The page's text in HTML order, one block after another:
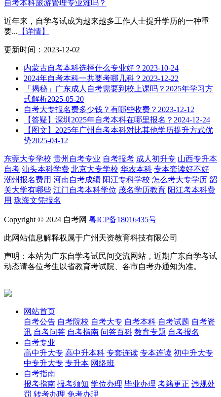
自考本科旅游管理专业难吗？
近年来，自学考试成为越来越多工作人士提升学历的一种重
要... 【详情】
更新时间：2023-12-02
内蒙古自考本科选择什么专业好？ 2023-10-24
2024年自考本科一共要考哪几科？ 2023-12-22
「揭秘」广东成人自考需要到校上课吗？2025年学习方
式解析2025-05-20
自考大专报名费多少钱？有哪些收费？ 2023-12-12
【答疑】深圳2025年自考本科在哪里报名？ 2024-12-24
【图文】2025年广州自考本科对比其他学历提升方式优
势2025-04-12
东莞大专学校 贵州自考专业 自考报考 成人初升专 山西专升本
自考 汕头本科学费 北京大专学校 华农本科 专本套读好不好
潮州报名费用 河南自考成绩 阳江专科学校 怎么考大专学历 韶
关大学有哪些 江门自考本科学位 茂名学历教育 阳江考本科费
用 珠海文凭报名
Copyright © 2024 自考网 粤ICP备18016435号
此网站信息解释权属于广州天资教育科技有限公司
声明：本站为广东自学考试民间交流网站，近期广东自学考试
动态请各位考生以省教育考试院、各市自考办通知为准。
网站首页
自考公告 自考院校 自考大专 自考本科 自考试题 自考资
讯 自考问答 自考指南 问答百科 教育专题 自考报名
自考专业
高中升大专 高中升本科 专套连读 专本连读 初中升大专
中专升大专 专升本 网络班
自考指南
报考指南 报考须知 学位办理 毕业办理 考籍更正 违规处
罚 转考办理 免考办理